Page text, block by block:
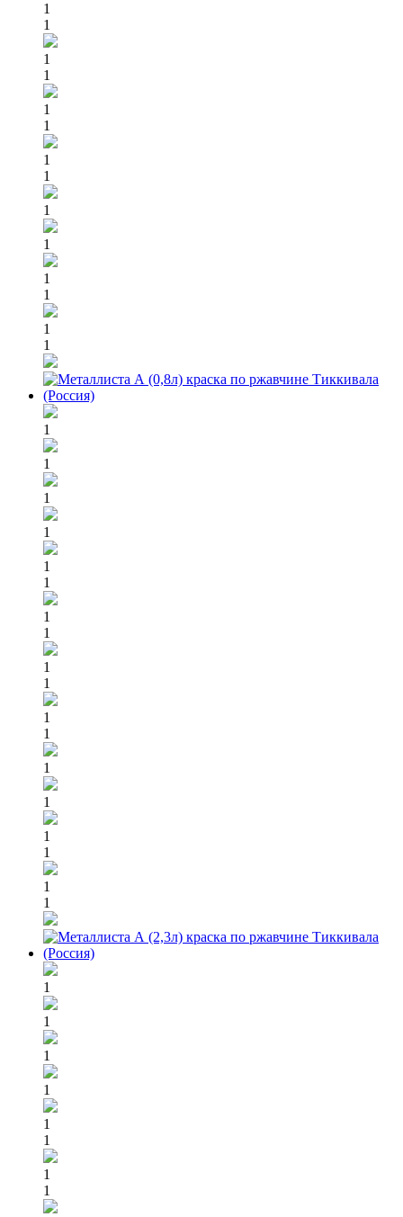
1
1
1
1
1
1
1
1
1
1
1
1
1
1
1
1
1
1
1
1
1
1
1
1
1
1
1
1
1
1
1
1
1
1
1
1
1
1
1
1